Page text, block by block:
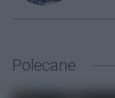
Polecane